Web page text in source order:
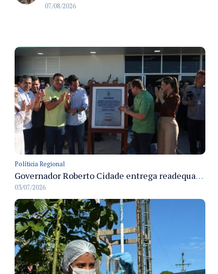
07/08/2026
Políticia Regional
Governador Roberto Cidade entrega readequação do ambulatório da FCecon e amplia capacidade de atendimento oncológico em Manaus
03/07/2026